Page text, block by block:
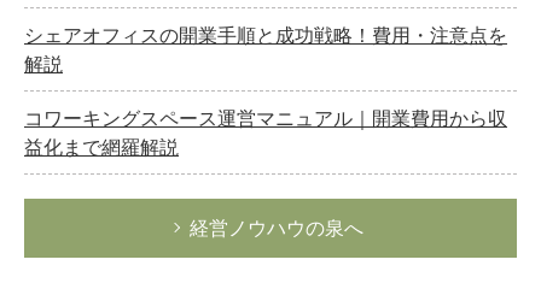
シェアオフィスの開業手順と成功戦略！費用・注意点を
解説
コワーキングスペース運営マニュアル｜開業費用から収
益化まで網羅解説
経営ノウハウの泉へ